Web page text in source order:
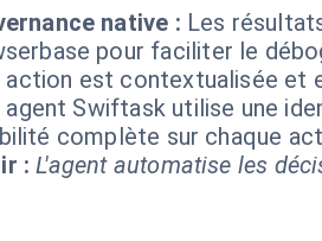
native : Les
pour faciliter le
action est contextualisée et
agent Swiftask utilise une
complète sur chaque
: L'agent automatise les